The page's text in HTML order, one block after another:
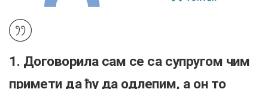
1. Договорила сам се са супругом чим
примети да ћу да одлепим, а он то